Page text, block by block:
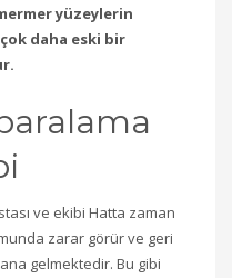
yüzeylerin
daha eski bir
ve ekibi Hatta zaman
zarar görür ve geri
gelmektedir. Bu gibi